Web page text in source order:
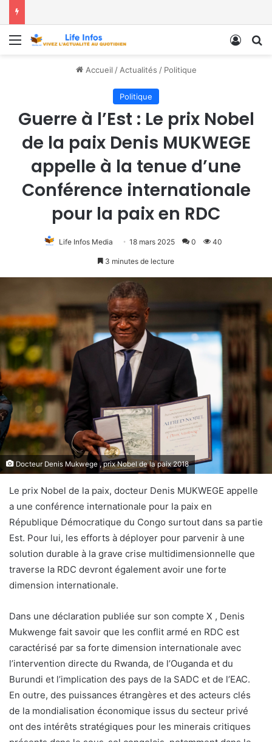
Menu
Accueil / Actualités / Politique
Politique
Guerre à l’Est : Le prix Nobel
de la paix Denis MUKWEGE
appelle à la tenue d’une
Conférence internationale
pour la paix en RDC
Life Infos Media 18 mars 2025 0 40
3 minutes de lecture
Docteur Denis Mukwege , prix Nobel de la paix 2018
Le prix Nobel de la paix, docteur Denis MUKWEGE appelle
a une conférence internationale pour la paix en
République Démocratique du Congo surtout dans sa partie
Est. Pour lui, les efforts à déployer pour parvenir à une
solution durable à la grave crise multidimensionnelle que
traverse la RDC devront également avoir une forte
dimension internationale.
Dans une déclaration publiée sur son compte X , Denis
Mukwenge fait savoir que les conflit armé en RDC est
caractérisé par sa forte dimension internationale avec
l’intervention directe du Rwanda, de l’Ouganda et du
Burundi et l’implication des pays de la SADC et de l’EAC.
En outre, des puissances étrangères et des acteurs clés
de la mondialisation économique issus du secteur privé
ont des intérêts stratégiques pour les minerais critiques